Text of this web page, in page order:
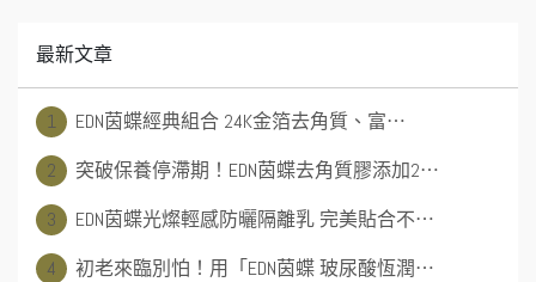
最新文章
1
EDN茵蝶經典組合 24K金箔去角質、富⋯
2
突破保養停滯期！EDN茵蝶去角質膠添加2⋯
3
EDN茵蝶光燦輕感防曬隔離乳 完美貼合不⋯
4
初老來臨別怕！用「EDN茵蝶 玻尿酸恆潤⋯